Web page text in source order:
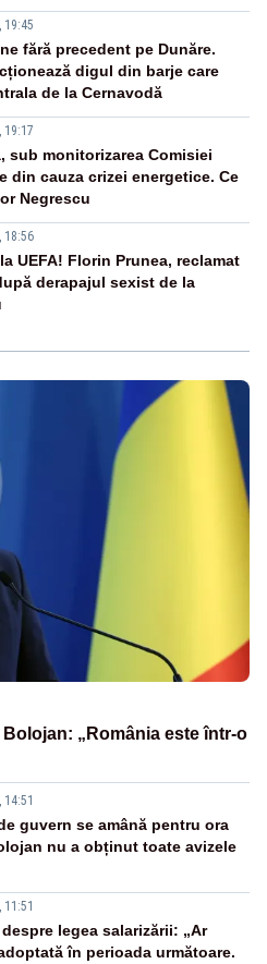
19:45
fără precedent pe Dunăre.
digul din barje care
de la Cernavodă
19:17
sub monitorizarea Comisiei
din cauza crizei energetice. Ce
Negrescu
18:56
UEFA! Florin Prunea, reclamat
derapajul sexist de la
„România este într-o
guvern se amână pentru ora
nu a obținut toate avizele
legea salarizării: „Ar
în perioada următoare.